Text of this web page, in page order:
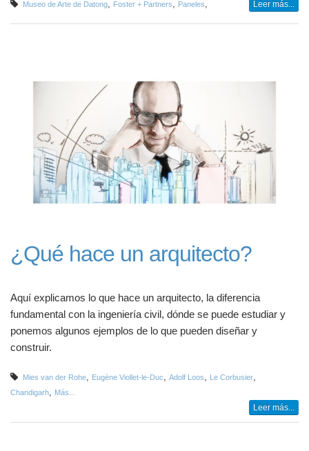
Museo de Arte de Datong Foster + Partners Paneles Leer más...
¿Qué hace un arquitecto?
Aquí explicamos lo que hace un arquitecto, la diferencia
fundamental con la ingeniería civil, dónde se puede estudiar y
ponemos algunos ejemplos de lo que pueden diseñar y
construir.
Mies van der Rohe, Eugène Viollet-le-Duc, Adolf Loos, Le Corbusier,
Chandigarh, Más...
Leer más...